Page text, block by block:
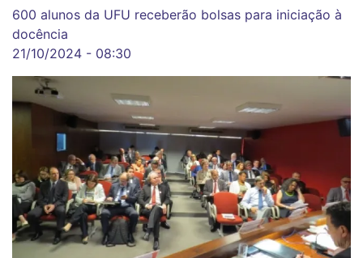
600 alunos da UFU receberão bolsas para iniciação à
docência
21/10/2024 - 08:30